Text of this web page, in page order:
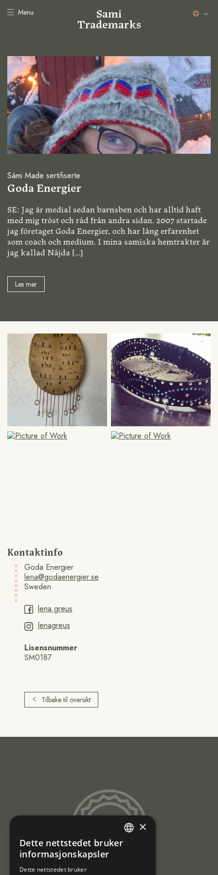
Menu Sami
Trademarks
Sámi Made sertifiserte
Goda Energier
SE: Jag är medial sedan barnsben och har alltid haft
med mig tröst och råd från andra sidan. 2007 startade
jag företaget Goda Energier, och har lång erfarenhet
som coach och medium. I mina samiska hemtrakter är
jag kallad Nåjda […]
Les mer
Kontaktinfo
Goda Energier
lena@godaenergier.se
Sweden
lena.greus
lenagreus
Lisensnummer
SM0187
Tilbake til oversikt
Sami
Trademarks
ENGLISH
×
Dette nettstedet bruker
informasjonskapsler
Dette nettstedet bruker